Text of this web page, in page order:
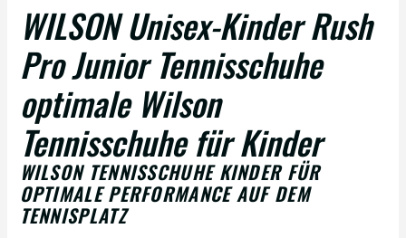
WILSON Unisex-Kinder Rush
Pro Junior Tennisschuhe
optimale Wilson
Tennisschuhe für Kinder
WILSON TENNISSCHUHE KINDER FÜR
OPTIMALE PERFORMANCE AUF DEM
TENNISPLATZ